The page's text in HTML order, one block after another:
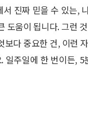
서 진짜 믿을 수 있는,
도움이 됩니다. 그런
보다 중요한 건, 이런
일주일에 한 번이든,